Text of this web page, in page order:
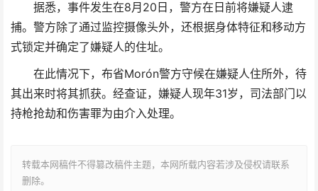
据悉，事件发生在8月20日，警方在日前将嫌疑人逮
捕。警方除了通过监控摄像头外，还根据身体特征和移动方
式锁定并确定了嫌疑人的住址。
在此情况下，布省Morón警方守候在嫌疑人住所外，待
其出来时将其抓获。经查证，嫌疑人现年31岁，司法部门以
持枪抢劫和伤害罪为由介入处理。
转载本网稿件不得篡改稿件主题，本网所载内容若涉及侵权请联系
删除。